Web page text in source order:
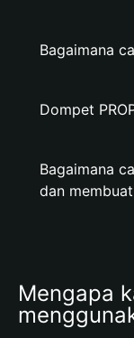
Bagaimana
Dompet
Bagaimana
dan
Mengapa